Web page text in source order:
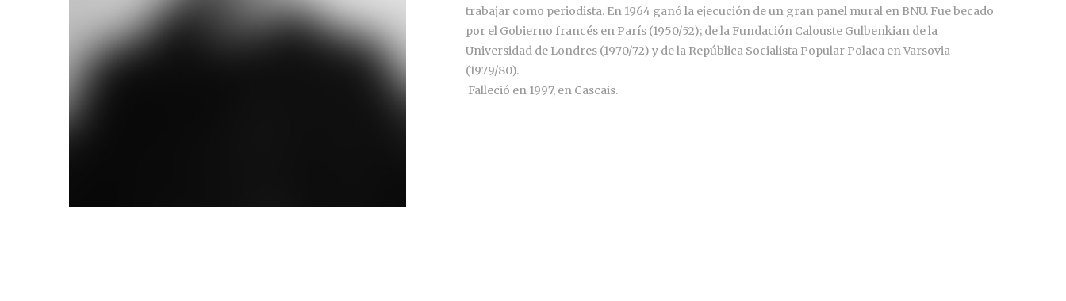
trabajar como periodista. En 1964 ganó la ejecución de un gran panel mural en BNU. Fue becado
por el Gobierno francés en París (1950/52); de la Fundación Calouste Gulbenkian de la
Universidad de Londres (1970/72) y de la República Socialista Popular Polaca en Varsovia
(1979/80).
Falleció en 1997, en Cascais.